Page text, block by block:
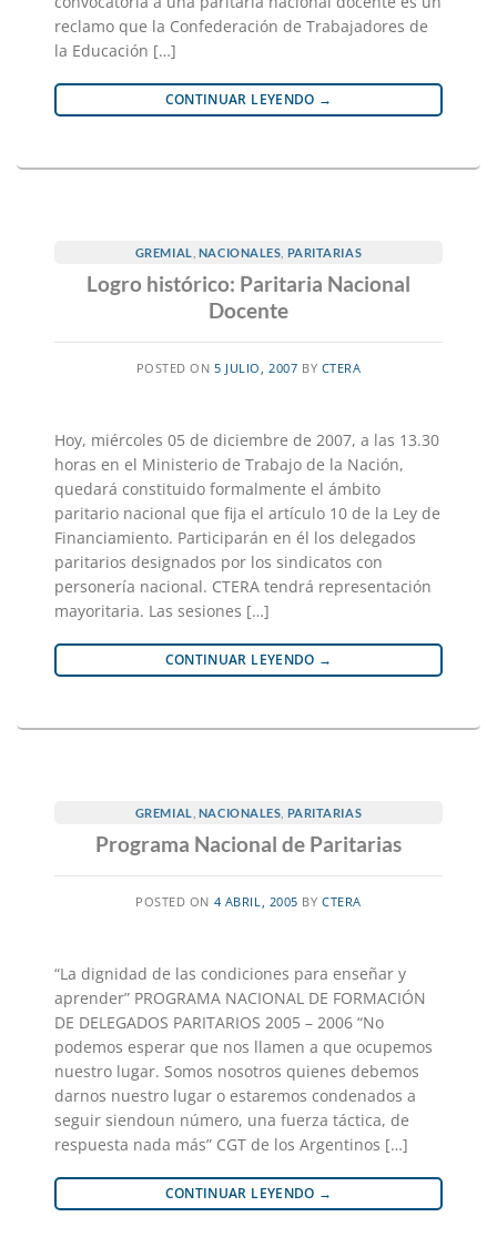
reclamo que la Confederación de Trabajadores de
la Educación […]
CONTINUAR LEYENDO →
GREMIAL NACIONALES PARITARIAS
Logro histórico: Paritaria Nacional
Docente
POSTED ON5 JULIO, 2007 BY CTERA
Hoy, miércoles 05 de diciembre de 2007, a las 13.30
horas en el Ministerio de Trabajo de la Nación,
quedará constituido formalmente el ámbito
paritario nacional que fija el artículo 10 de la Ley de
Financiamiento. Participarán en él los delegados
paritarios designados por los sindicatos con
personería nacional. CTERA tendrá representación
mayoritaria. Las sesiones […]
CONTINUAR LEYENDO →
GREMIAL NACIONALES PARITARIAS
Programa Nacional de Paritarias
POSTED ON 4 ABRIL, 2005 BYCTERA
“La dignidad de las condiciones para enseñar y
aprender” PROGRAMA NACIONAL DE FORMACIÓN
DE DELEGADOS PARITARIOS 2005 – 2006 “No
podemos esperar que nos llamen a que ocupemos
nuestro lugar. Somos nosotros quienes debemos
darnos nuestro lugar o estaremos condenados a
seguir siendoun número, una fuerza táctica, de
respuesta nada más” CGT de los Argentinos […]
CONTINUAR LEYENDO →